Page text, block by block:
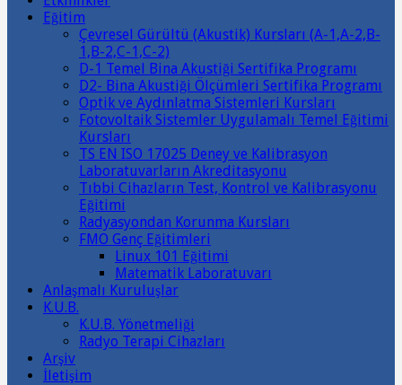
Eğitim
Çevresel Gürültü (Akustik) Kursları (A-1,A-2,B-
1,B-2,C-1,C-2)
D-1 Temel Bina Akustiği Sertifika Programı
D2- Bina Akustiği Ölçümleri Sertifika Programı
Optik ve Aydınlatma Sistemleri Kursları
Fotovoltaik Sistemler Uygulamalı Temel Eğitimi
Kursları
TS EN ISO 17025 Deney ve Kalibrasyon
Laboratuvarların Akreditasyonu
Tıbbi Cihazların Test, Kontrol ve Kalibrasyonu
Eğitimi
Radyasyondan Korunma Kursları
FMO Genç Eğitimleri
Linux 101 Eğitimi
Matematik Laboratuvarı
Anlaşmalı Kuruluşlar
K.U.B.
K.U.B. Yönetmeliği
Radyo Terapi Cihazları
Arşiv
İletişim